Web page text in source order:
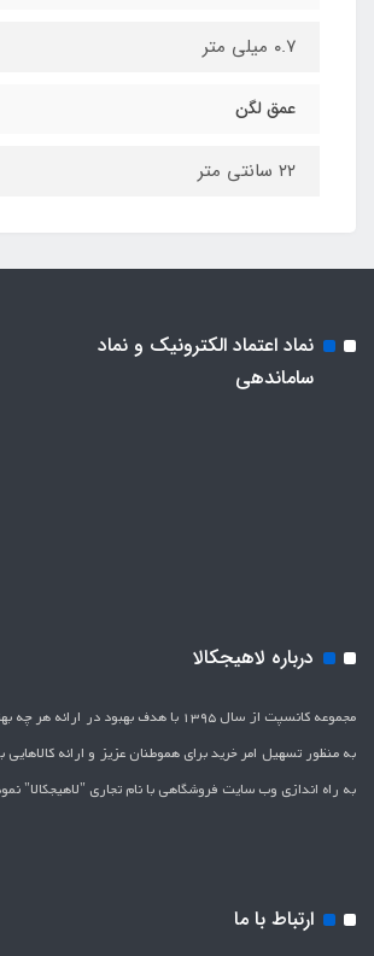
۰.۷ میلی متر
عمق لگن
۲۲ سانتی متر
نماد اعتماد الکترونیک و نماد
ساماندهی
درباره لاهیجکالا
مجموعه کانسپت از سال 1395 با هدف بهبود در
به منظور تسهیل امر خرید برای هموطنان عزیز و ارائه کالاهایی
به راه اندازی وب سایت فروشگاهی با نام تجاری "لاهیج­کالا"
ارتباط با ما